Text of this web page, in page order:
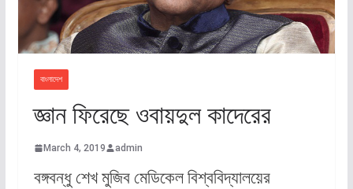
বাংলাদেশ
জ্ঞান ফিরেছে ওবায়দুল কাদেরের
March 4, 2019 admin
বঙ্গবন্ধু শেখ মুজিব মেডিকেল বিশ্ববিদ্যালয়ের